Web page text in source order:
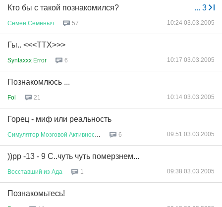
... 3
Кто бы с такой познакомился?
Семен Семеныч 57 10:24 03.03.2005
Гы.. <<<ТТХ>>>
Syntaxxx Error 6 10:17 03.03.2005
Познакомлюсь ...
Fol 21 10:14 03.03.2005
Горец - миф или реальность
Симулятор Мозговой Активности 6 09:51 03.03.2005
))рр -13 - 9 С..чуть чуть померзнем...
Восставший из Ада 1 09:38 03.03.2005
Познакомьтесь!